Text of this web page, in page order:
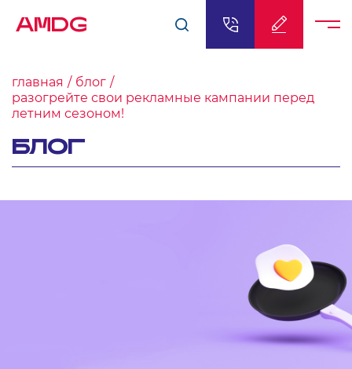
AMDG
главная
блог
разогрейте свои рекламные кампании перед
летним сезоном!
БЛОГ